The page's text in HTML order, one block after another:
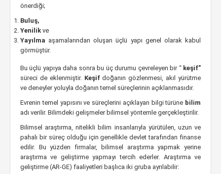
önerdiği;
Buluş,
Yenilik ve
Yayılma aşamalarından oluşan üçlü yapı genel olarak kabul
görmüştür.
Bu üçlü yapıya daha sonra bu üç durumu çevreleyen bir “ keşif”
süreci de eklenmiştir. Keşifdoğanın gözlenmesi, akıl yürütme
ve deneyler yoluyla doğanın temel süreçlerinin açıklanmasıdır.
Evrenin temel yapısını ve süreçlerini açıklayan bilgi türüne bilim
adı verilir. Bilimdeki gelişmeler bilimsel yöntemle gerçekleştirilir.
Bilimsel araştırma, nitelikli bilim insanlarıyla yürütülen, uzun ve
pahalı bir süreç olduğu için genellikle devlet tarafından finanse
edilir. Bu yüzden firmalar, bilimsel araştırma yapmak yerine
araştırma ve geliştirme yapmayı tercih ederler. Araştırma ve
geliştirme (AR-GE) faaliyetleri başlıca iki gruba ayrılabilir: